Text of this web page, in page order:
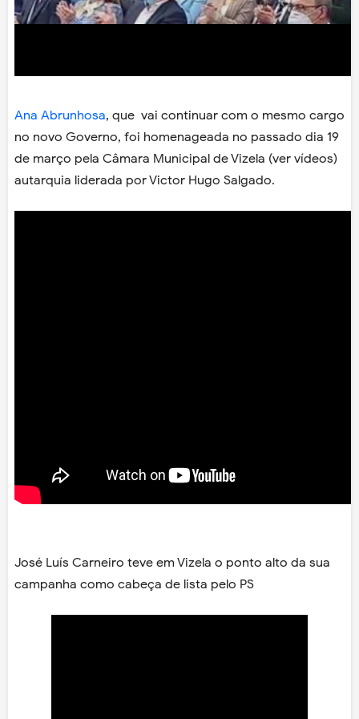
Ana Abrunhosa, que vai continuar com o mesmo cargo
no novo Governo, foi homenageada no passado dia 19
de março pela Câmara Municipal de Vizela (ver vídeos)
autarquia liderada por Victor Hugo Salgado.
José Luís Carneiro teve em Vizela o ponto alto da sua
campanha como cabeça de lista pelo PS